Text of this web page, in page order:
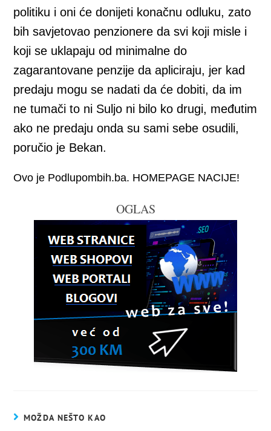
politiku i oni će donijeti konačnu odluku, zato
bih savjetovao penzionere da svi koji misle i
koji se uklapaju od minimalne do
zagarantovane penzije da apliciraju, jer kad
predaju mogu se nadati da će dobiti, da im
ne tumači to ni Suljo ni bilo ko drugi, međutim
ako ne predaju onda su sami sebe osudili,
poručio je Bekan.
Ovo je Podlupombih.ba. HOMEPAGE NACIJE!
OGLAS
MOŽDA NEŠTO KAO